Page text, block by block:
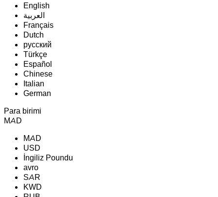
English
‏العربية‏
Français
Dutch
русский
Türkçe
Español
Chinese
Italian
German
Para birimi
MAD
MAD
USD
İngiliz Poundu
avro
SAR
KWD